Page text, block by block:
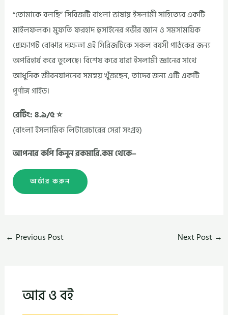
“তোমাকে বলছি” সিরিজটি বাংলা ভাষায় ইসলামী সাহিত্যের একটি
মাইলফলক। মুফতি ফরহাদ হুসাইনের গভীর জ্ঞান ও সমসাময়িক
প্রেক্ষাপট বোঝার দক্ষতা এই সিরিজটিকে সকল বয়সী পাঠকের জন্য
অপরিহার্য করে তুলেছে। বিশেষ করে যারা ইসলামী জ্ঞানের সাথে
আধুনিক জীবনযাপনের সমন্বয় খুঁজছেন, তাদের জন্য এটি একটি
পূর্ণাঙ্গ গাইড।
রেটিং: ৪.৯/৫ ⭐
(বাংলা ইসলামিক লিটারেচারের সেরা সংগ্রহ)
আপনার কপি কিনুন রকমারি.কম থেকে–
অর্ডার করুন
← Previous Post Next Post →
আর ও বই